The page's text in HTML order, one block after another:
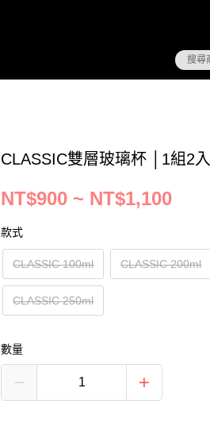
CLASSIC雙層玻璃杯 │1組2入
NT$900 ~ NT$1,100
款式
CLASSIC 100ml CLASSIC 200ml
CLASSIC 250ml
數量